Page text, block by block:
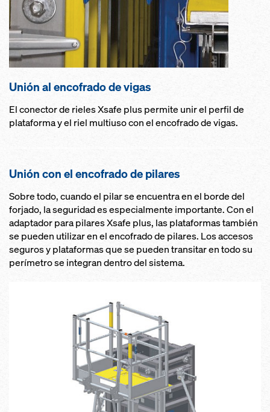
Unión al encofrado de vigas
El conector de rieles Xsafe plus permite unir el perfil de
plataforma y el riel multiuso con el encofrado de vigas.
Unión con el encofrado de pilares
Sobre todo, cuando el pilar se encuentra en el borde del
forjado, la seguridad es especialmente importante. Con el
adaptador para pilares Xsafe plus, las plataformas también
se pueden utilizar en el encofrado de pilares. Los accesos
seguros y plataformas que se pueden transitar en todo su
perímetro se integran dentro del sistema.